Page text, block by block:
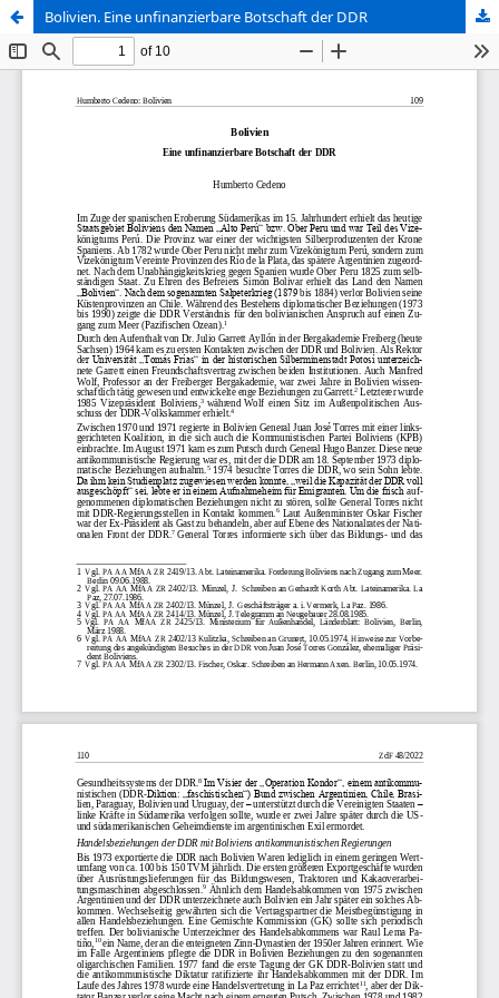
Bolivien. Eine unfinanzierbare Botschaft der DDR